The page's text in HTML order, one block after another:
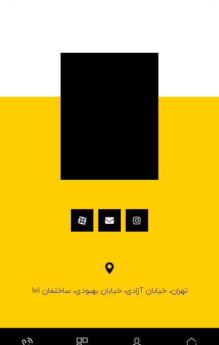
تهران، خیابان آزادی، خیابان بهبودی، ساختمان 101